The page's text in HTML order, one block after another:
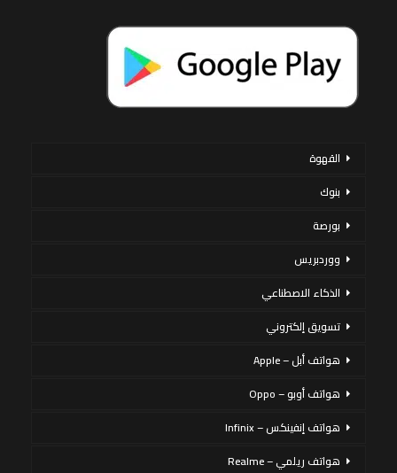
القهوة
بنوك
بورصة
ووردبريس
الذكاء الاصطناعي
تسويق إلكتروني
هواتف أبل – Apple
هواتف أوبو – Oppo
هواتف إنفينكس – Infinix
هواتف ريلمي – Realme